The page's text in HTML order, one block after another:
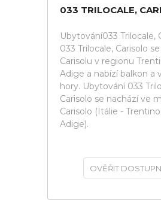
033 TRILOCALE,
Ubytování033 Trilocale,
033 Trilocale, Carisolo
Carisolu v regionu
Adige a nabízí balkon a
hory. Ubytování 033
Carisolo se nachází ve
Carisolo (Itálie -
Adige).
OVĚŘIT